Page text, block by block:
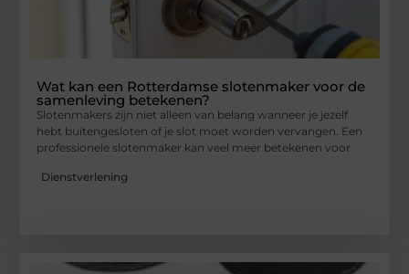
Wat kan een Rotterdamse slotenmaker voor de
samenleving betekenen?
Slotenmakers zijn niet alleen van belang wanneer je jezelf
hebt buitengesloten of je slot moet worden vervangen. Een
professionele slotenmaker kan veel meer betekenen voor
Dienstverlening